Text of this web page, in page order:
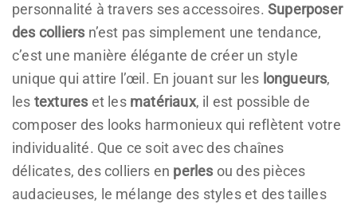
personnalité à travers ses accessoires.Superposer
des colliers n’est pas simplement une tendance,
c’est une manière élégante de créer un style
unique qui attire l’œil. En jouant sur les longueurs,
les textures et les matériaux, il est possible de
composer des looks harmonieux qui reflètent votre
individualité. Que ce soit avec des chaînes
délicates, des colliers en perles ou des pièces
audacieuses, le mélange des styles et des tailles